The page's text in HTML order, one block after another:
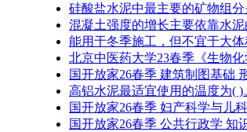
硅酸盐水泥中最主要的矿物组分
混凝土强度的增长主要依靠水
能用于冬季施工，但不宜于大体
北京中医药大学23春季《生物
国开放家26春季 建筑制图基础
高铝水泥最适宜使用的温度为( )
国开放家26春季 妇产科学与儿
国开放家26春季 公共行政学